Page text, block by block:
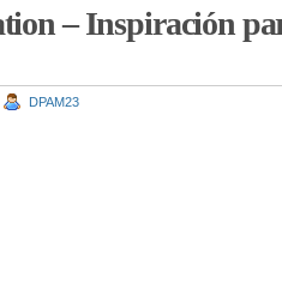
– Inspiración
DPAM23